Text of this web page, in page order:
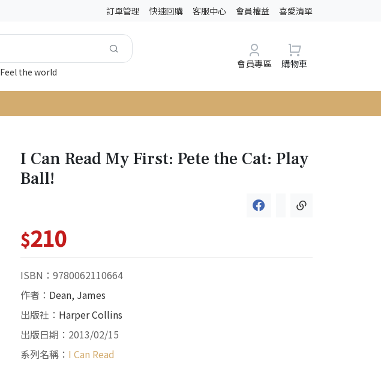
訂單管理 快速回購 客服中心 會員權益 喜愛清單
Feel the world
會員專區 購物車
I Can Read My First: Pete the Cat: Play
Ball!
$210
ISBN：9780062110664
作者： Dean, James
出版社： Harper Collins
出版日期：2013/02/15
系列名稱： I Can Read